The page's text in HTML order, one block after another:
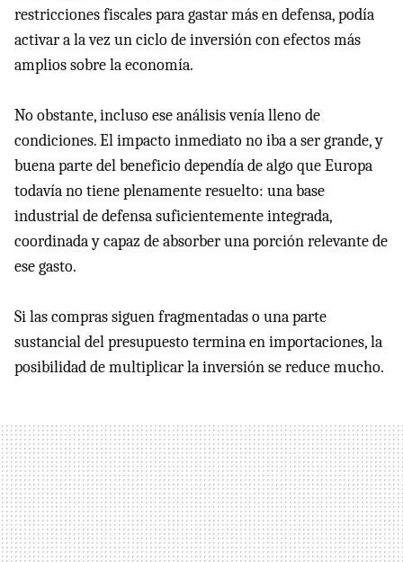
restricciones fiscales para gastar más en defensa, podía
activar a la vez un ciclo de inversión con efectos más
amplios sobre la economía.
No obstante, incluso ese análisis venía lleno de
condiciones. El impacto inmediato no iba a ser grande, y
buena parte del beneficio dependía de algo que Europa
todavía no tiene plenamente resuelto: una base
industrial de defensa suficientemente integrada,
coordinada y capaz de absorber una porción relevante de
ese gasto.
Si las compras siguen fragmentadas o una parte
sustancial del presupuesto termina en importaciones, la
posibilidad de multiplicar la inversión se reduce mucho.